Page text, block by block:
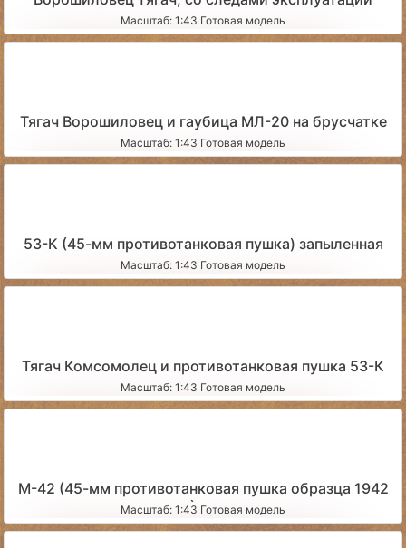
Масштаб: 1:43 Готовая модель
Тягач Ворошиловец и гаубица МЛ-20 на брусчатке
Масштаб: 1:43 Готовая модель
53-К (45-мм противотанковая пушка) запыленная
Масштаб: 1:43 Готовая модель
Тягач Комсомолец и противотанковая пушка 53-К
Масштаб: 1:43 Готовая модель
М-42 (45-мм противотанковая пушка образца 1942
года) чистая
Масштаб: 1:43 Готовая модель